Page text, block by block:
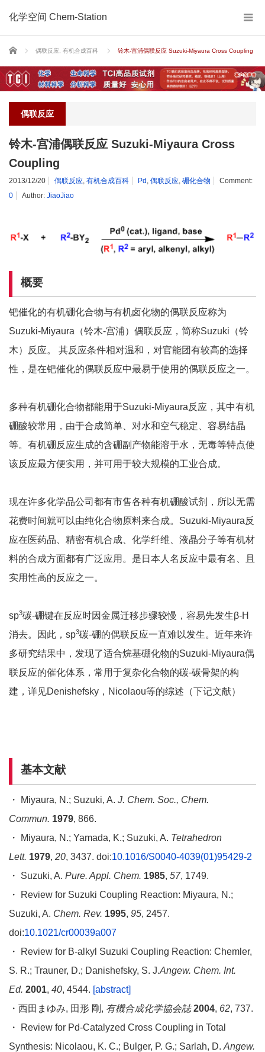
化学空间 Chem-Station
Home 偶联反应 有机合成百科 铃木-宫浦偶联反应 Suzuki-Miyaura Cross Coupling
偶联反应
铃木-宫浦偶联反应 Suzuki-Miyaura Cross
Coupling
2013/12/20 偶联反应 有机合成百科 Pd 偶联反应 硼化合物
Comment:
0
Author: JiaoJiao
概要
钯催化的有机硼化合物与有机卤化物的偶联反应称为
Suzuki-Miyaura（铃木-宫浦）偶联反应，简称Suzuki（铃
木）反应。 其反应条件相对温和，对官能团有较高的选择
性，是在钯催化的偶联反应中最易于使用的偶联反应之一。
多种有机硼化合物都能用于Suzuki-Miyaura反应，其中有机
硼酸较常用，由于合成简单、对水和空气稳定、容易结晶
等。有机硼反应生成的含硼副产物能溶于水，无毒等特点使
该反应最方便实用，并可用于较大规模的工业合成。
现在许多化学品公司都有市售各种有机硼酸试剂，所以无需
花费时间就可以由纯化合物原料来合成。Suzuki-Miyaura反
应在医药品、精密有机合成、化学纤维、液晶分子等有机材
料的合成方面都有广泛应用。是日本人名反应中最有名、且
实用性高的反应之一。
sp3碳-硼键在反应时因金属迁移步骤较慢，容易先发生β-H
消去。因此，sp3碳-硼的偶联反应一直难以发生。近年来许
多研究结果中，发现了适合烷基硼化物的Suzuki-Miyaura偶
联反应的催化体系，常用于复杂化合物的碳-碳骨架的构
建，详见Denishefsky，Nicolaou等的综述（下记文献）
基本文献
・ Miyaura, N.; Suzuki, A. J. Chem. Soc., Chem.
Commun. 1979, 866.
・ Miyaura, N.; Yamada, K.; Suzuki, A. Tetrahedron
Lett. 1979, 20, 3437. doi:10.1016/S0040-4039(01)95429-2
・ Suzuki, A. Pure. Appl. Chem. 1985, 57, 1749.
・ Review for Suzuki Coupling Reaction: Miyaura, N.;
Suzuki, A. Chem. Rev. 1995, 95, 2457.
doi:10.1021/cr00039a007
・ Review for B-alkyl Suzuki Coupling Reaction: Chemler,
S. R.; Trauner, D.; Danishefsky, S. J.Angew. Chem. Int.
Ed. 2001, 40, 4544. [abstract]
・西田まゆみ, 田形 剛, 有機合成化学協会誌 2004, 62, 737.
・ Review for Pd-Catalyzed Cross Coupling in Total
Synthesis: Nicolaou, K. C.; Bulger, P. G.; Sarlah, D. Angew.